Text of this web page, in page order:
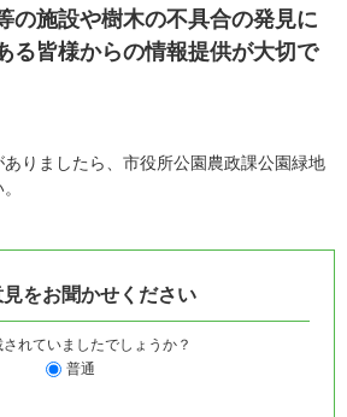
の施設や樹木の不具合の発見に
る皆様からの情報提供が大切で
りましたら、市役所公園農政課公園緑地
をお聞かせください
れていましたでしょうか？
普通